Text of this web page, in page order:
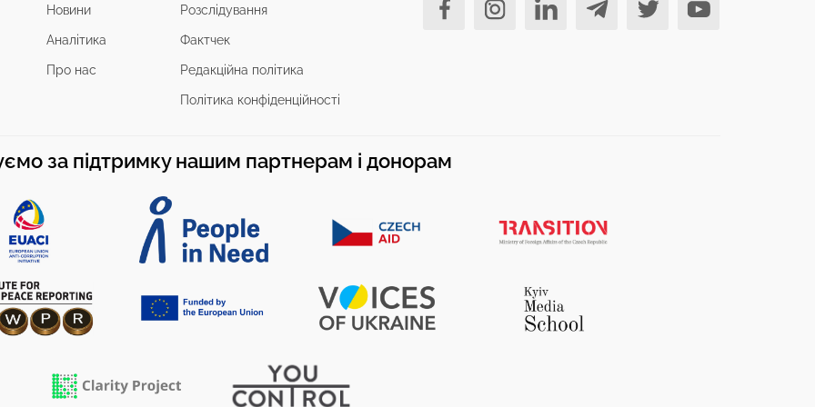
Новини
Аналітика
Про нас
Розслідування
Фактчек
Редакційна політика
Політика конфіденційності
за підтримку нашим партнерам і донорам